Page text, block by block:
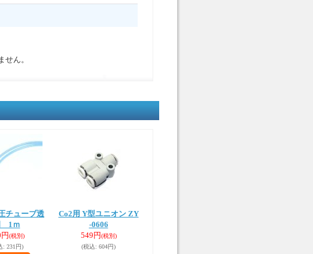
ん。
チューブ透
1ｍ
(税別)
: 231円)
Co2用 Y型ユニオン ZY
-0606
549円(税別)
(税込: 604円)